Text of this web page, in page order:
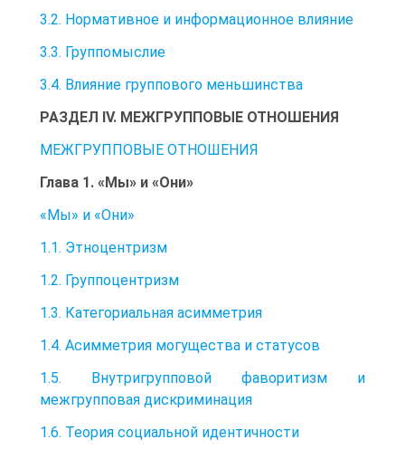
3.2. Нормативное и информационное влияние
3.3. Группомыслие
3.4. Влияние группового меньшинства
РАЗДЕЛ IV. МЕЖГРУППОВЫЕ ОТНОШЕНИЯ
МЕЖГРУППОВЫЕ ОТНОШЕНИЯ
Глава 1. «Мы» и «Они»
«Мы» и «Они»
1.1. Этноцентризм
1.2. Группоцентризм
1.3. Категориальная асимметрия
1.4. Асимметрия могущества и статусов
1.5. Внутригрупповой фаворитизм и
межгрупповая дискриминация
1.6. Теория социальной идентичности